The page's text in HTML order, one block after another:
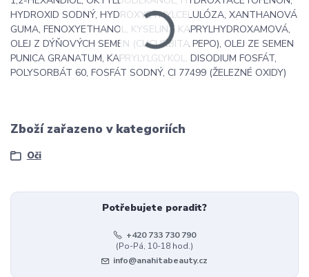
HYDROXID SODNÝ, HYDROXYETHYLCELULÓZA, XANTHANOVÁ
GUMA, FENOXYETHANOL, KYSELINA KAPRYLHYDROXAMOVÁ,
OLEJ Z DÝŇOVÝCH SEMEN (CUCURBITA PEPO), OLEJ ZE SEMEN
PUNICA GRANATUM, KAPRYLYLGLYKOL, DISODIUM FOSFÁT,
POLYSORBÁT 60, FOSFÁT SODNÝ, CI 77499 (ŽELEZNÉ OXIDY)
Zboží zařazeno v kategoriích
Oči
Potřebujete poradit?
+420 733 730 790
(Po-Pá, 10-18 hod.)
info@anahitabeauty.cz